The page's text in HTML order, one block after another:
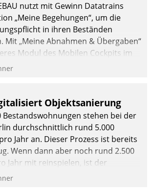
nutzt mit Gewinn Datatrains
„Meine Begehungen“, um die
in ihren Beständen
Mit „Meine Abnahmen & Übergaben“
Modul des Mobilen Cockpits im
Objektsanierung
Bestandswohnungen stehen bei der
durchschnittlich rund 5.000
Jahr an. Dieser Prozess ist bereits
Wenn dann aber noch rund 2.500
Jahr mit reinspielen, ist der
Organisationsaufwand immens. Im